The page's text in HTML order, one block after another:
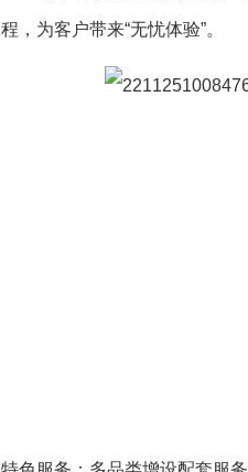
程，为客户带来“无忧体验”。